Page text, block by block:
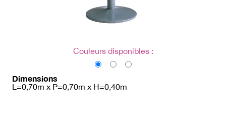
Couleurs disponibles :
Dimensions
L=0,70m x P=0,70m x H=0,40m